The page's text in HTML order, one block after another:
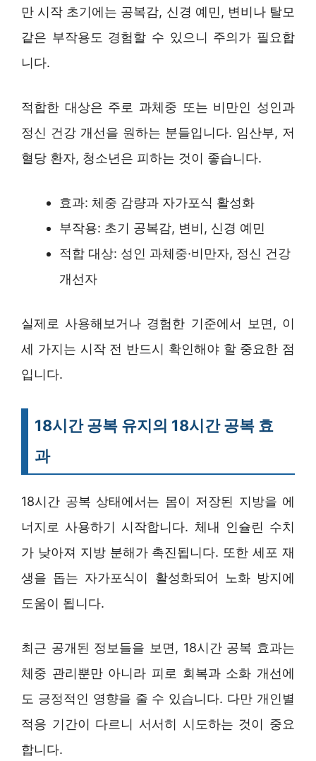
만 시작 초기에는 공복감, 신경 예민, 변비나 탈모
같은 부작용도 경험할 수 있으니 주의가 필요합
니다.
적합한 대상은 주로 과체중 또는 비만인 성인과
정신 건강 개선을 원하는 분들입니다. 임산부, 저
혈당 환자, 청소년은 피하는 것이 좋습니다.
효과: 체중 감량과 자가포식 활성화
부작용: 초기 공복감, 변비, 신경 예민
적합 대상: 성인 과체중·비만자, 정신 건강
개선자
실제로 사용해보거나 경험한 기준에서 보면, 이
세 가지는 시작 전 반드시 확인해야 할 중요한 점
입니다.
18시간 공복 유지의 18시간 공복 효
과
18시간 공복 상태에서는 몸이 저장된 지방을 에
너지로 사용하기 시작합니다. 체내 인슐린 수치
가 낮아져 지방 분해가 촉진됩니다. 또한 세포 재
생을 돕는 자가포식이 활성화되어 노화 방지에
도움이 됩니다.
최근 공개된 정보들을 보면, 18시간 공복 효과는
체중 관리뿐만 아니라 피로 회복과 소화 개선에
도 긍정적인 영향을 줄 수 있습니다. 다만 개인별
적응 기간이 다르니 서서히 시도하는 것이 중요
합니다.